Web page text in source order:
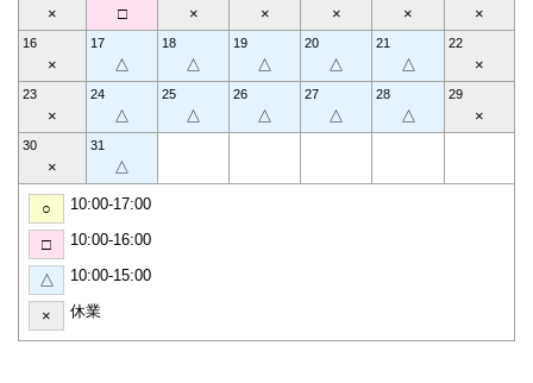
× □ × × × × ×
16
×
17
△
18
△
19
△
20
△
21
△
22
×
23
×
24
△
25
△
26
△
27
△
28
△
29
×
30
×
31
△
○ 10:00-17:00
□ 10:00-16:00
△ 10:00-15:00
× 休業